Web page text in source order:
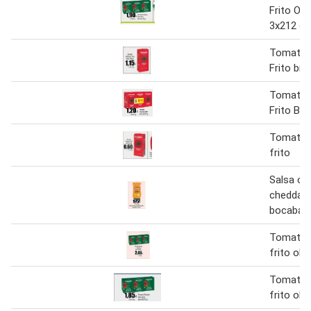
Frito
3x212 g
Tomate
Frito
Tomate
Frito
Tomate
frito
Salsa
cheddar
bocabajo
Tomate
frito
Tomate
frito